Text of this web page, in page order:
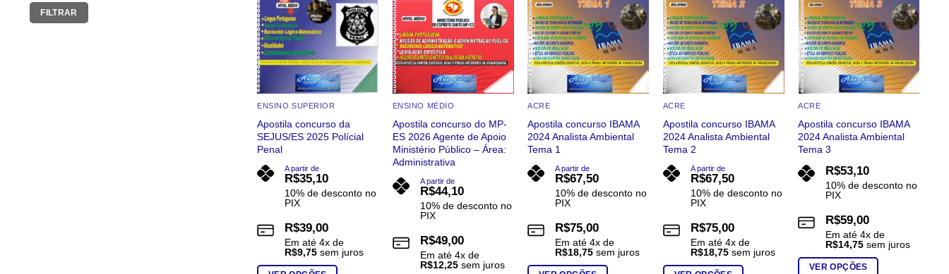
Preço
mínimo
Preço
máximo
FILTRAR
ENSINO SUPERIOR
Apostila concurso da
SEJUS/ES 2025 Polícial
Penal
A partir de
R$35,10
10% de desconto no
PIX
R$39,00
Em até4x de
R$9,75 sem juros
ENSINO MÉDIO
Apostila concurso do MP-
ES 2026 Agente de Apoio
Ministério Público – Área:
Administrativa
A partir de
R$44,10
10% de desconto no
PIX
R$49,00
Em até 4x de
R$12,25sem juros
ACRE
Apostila concurso IBAMA
2024 Analista Ambiental
Tema 1
A partir de
R$67,50
10% de desconto no
PIX
R$75,00
Em até4x de
R$18,75 sem juros
ACRE
Apostila concurso IBAMA
2024 Analista Ambiental
Tema 2
A partir de
R$67,50
10% de desconto no
PIX
R$75,00
Em até 4x de
R$18,75sem juros
ACRE
Apostila concurso IBAMA
2024 Analista Ambiental
Tema 3
R$53,10
10% de desconto no
PIX
R$59,00
Em até4x de
R$14,75 sem juros
VER OPÇÕES